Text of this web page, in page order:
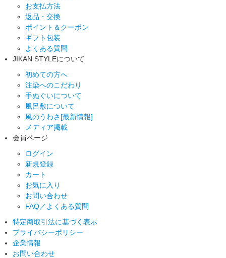
お支払方法
返品・交換
ポイント＆クーポン
ギフト包装
よくある質問
JIKAN STYLEについて
初めての方へ
注染へのこだわり
手ぬぐいについて
風呂敷について
風のうわさ[最新情報]
メディア掲載
会員ページ
ログイン
新規登録
カート
お気に入り
お問い合わせ
FAQ／よくある質問
特定商取引法に基づく表示
プライバシーポリシー
企業情報
お問い合わせ